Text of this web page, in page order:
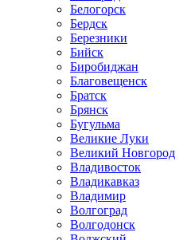
Белогорск
Бердск
Березники
Бийск
Биробиджан
Благовещенск
Братск
Брянск
Бугульма
Великие Луки
Великий Новгород
Владивосток
Владикавказ
Владимир
Волгоград
Волгодонск